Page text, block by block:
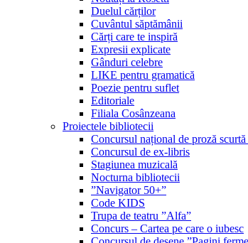
Duelul cărților
Cuvântul săptămânii
Cărți care te inspiră
Expresii explicate
Gânduri celebre
LIKE pentru gramatică
Poezie pentru suflet
Editoriale
Filiala Cosânzeana
Proiectele bibliotecii
Concursul național de proză
Concursul de ex-libris
Stagiunea muzicală
Nocturna bibliotecii
”Navigator 50+”
Code KIDS
Trupa de teatru ”Alfa”
Concurs – Cartea pe care o iubesc